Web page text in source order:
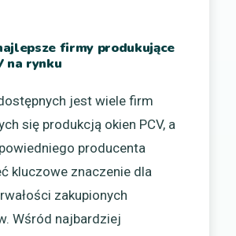
firmy produkujące
na rynku
jest wiele firm
się produkcją okien PCV, a
producenta
kluczowe znaczenie dla
zakupionych
Wśród najbardziej